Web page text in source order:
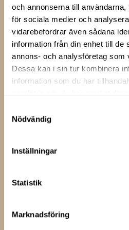
och annonserna till
för sociala medier och
vidarebefordrar även sådana
information från din enhet till de
annons- och analysföretag som
Dessa kan i sin tur kombinera
information som du har
Nödvändig
Inställningar
Statistik
Marknadsföring
Håll dig uppdaterad med våra
och uppdateringar genom att
nyhetsbrev.
Visa alla